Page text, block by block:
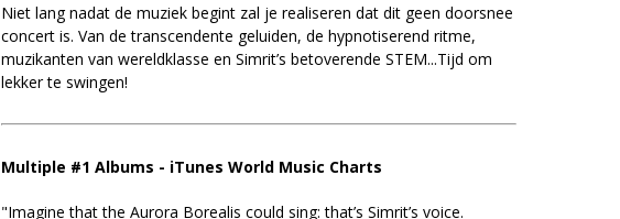
Niet lang nadat de muziek begint zal je realiseren dat dit geen doorsnee
concert is. Van de transcendente geluiden, de hypnotiserend ritme,
muzikanten van wereldklasse en Simrit’s betoverende STEM...Tijd om
lekker te swingen!
Multiple #1 Albums - iTunes World Music Charts
"Imagine that the Aurora Borealis could sing: that’s Simrit’s voice.